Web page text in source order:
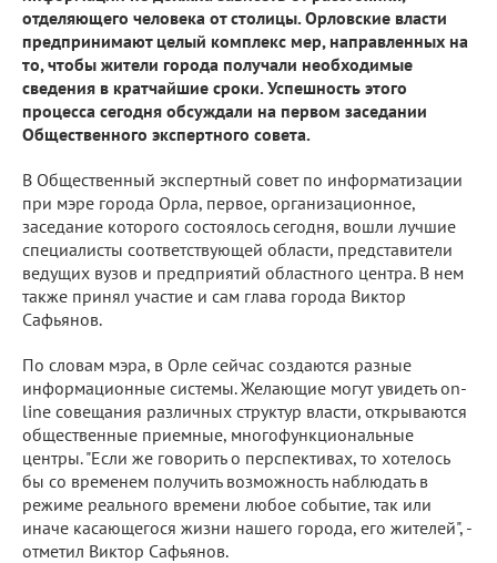
отделяющего человека от столицы. Орловские власти
предпринимают целый комплекс мер, направленных на
то, чтобы жители города получали необходимые
сведения в кратчайшие сроки. Успешность этого
процесса сегодня обсуждали на первом заседании
Общественного экспертного совета.
В Общественный экспертный совет по информатизации
при мэре города Орла, первое, организационное,
заседание которого состоялось сегодня, вошли лучшие
специалисты соответствующей области, представители
ведущих вузов и предприятий областного центра. В нем
также принял участие и сам глава города Виктор
Сафьянов.
По словам мэра, в Орле сейчас создаются разные
информационные системы. Желающие могут увидеть on-
line совещания различных структур власти, открываются
общественные приемные, многофункциональные
центры. "Если же говорить о перспективах, то хотелось
бы со временем получить возможность наблюдать в
режиме реального времени любое событие, так или
иначе касающегося жизни нашего города, его жителей", -
отметил Виктор Сафьянов.